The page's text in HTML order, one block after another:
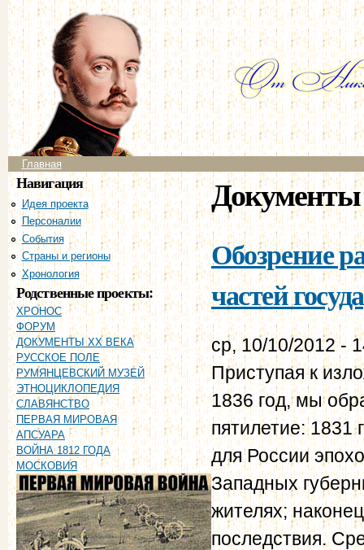
Главное меню
Главная
Навигация
Идея проекта
Персоналии
События
Страны и регионы
Хронология
Родственные проекты:
ХРОНОС
ФОРУМ
ДОКУМЕНТЫ XX ВЕКА
РУССКОЕ ПОЛЕ
РУМЯНЦЕВСКИЙ МУЗЕЙ
ЭТНОЦИКЛОПЕДИЯ
СЛАВЯНСТВО
ПЕРВАЯ МИРОВАЯ
АПСУАРА
ВОЙНА 1812 ГОДА
МОСКОВИЯ
Документы
Обозрение
частей
ср, 10/10/2012 -
Приступая к
1836 год, мы
пятилетие: 1831
для России
Западных
жителях;
последствия.